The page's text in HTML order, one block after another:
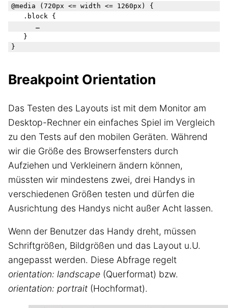
@media (720px <= width <= 1260px) {
Breakpoint Orientation
Das Testen des Layouts ist mit dem Monitor am
Desktop-Rechner ein einfaches Spiel im Vergleich
zu den Tests auf den mobilen Geräten. Während
wir die Größe des Browserfensters durch
Aufziehen und Verkleinern ändern können,
müssten wir mindestens zwei, drei Handys in
verschiedenen Größen testen und dürfen die
Ausrichtung des Handys nicht außer Acht lassen.
Wenn der Benutzer das Handy dreht, müssen
Schriftgrößen, Bildgrößen und das Layout u.U.
angepasst werden. Diese Abfrage regelt
orientation: landscape (Querformat) bzw.
orientation: portrait (Hochformat).